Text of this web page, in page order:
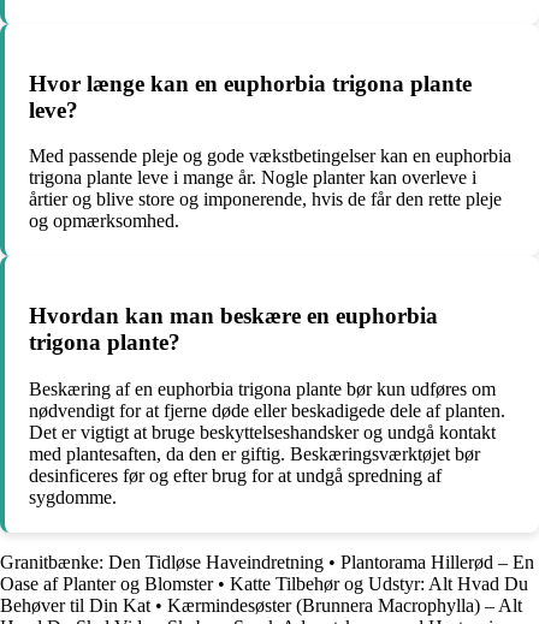
Hvor længe kan en euphorbia trigona plante
leve?
Med passende pleje og gode vækstbetingelser kan en euphorbia
trigona plante leve i mange år. Nogle planter kan overleve i
årtier og blive store og imponerende, hvis de får den rette pleje
og opmærksomhed.
Hvordan kan man beskære en euphorbia
trigona plante?
Beskæring af en euphorbia trigona plante bør kun udføres om
nødvendigt for at fjerne døde eller beskadigede dele af planten.
Det er vigtigt at bruge beskyttelseshandsker og undgå kontakt
med plantesaften, da den er giftig. Beskæringsværktøjet bør
desinficeres før og efter brug for at undgå spredning af
sygdomme.
Granitbænke: Den Tidløse Haveindretning • Plantorama Hillerød – En
Oase af Planter og Blomster• Katte Tilbehør og Udstyr: Alt Hvad Du
Behøver til Din Kat • Kærmindesøster (Brunnera Macrophylla) – Alt